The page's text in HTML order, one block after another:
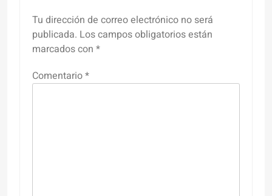
Tu dirección de correo electrónico no será
publicada. Los campos obligatorios están
marcados con *
Comentario*